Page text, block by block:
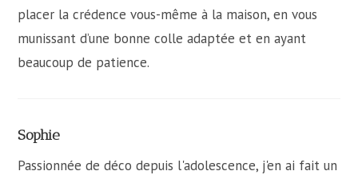
placer la crédence vous-même à la maison, en vous
munissant d’une bonne colle adaptée et en ayant
beaucoup de patience.
Sophie
Passionnée de déco depuis l'adolescence, j'en ai fait un